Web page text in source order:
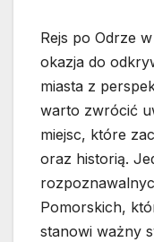
Rejs po Odrze
okazja do
miasta z
warto zwrócić
miejsc, które
oraz historią.
Pomorskich,
stanowi ważny